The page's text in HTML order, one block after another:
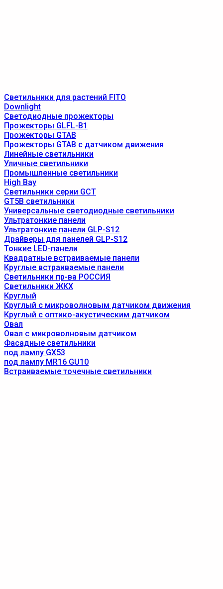
Светильники для растений FITO
Downlight
Светодиодные прожекторы
Прожекторы GLFL-B1
Прожекторы GTAB
Прожекторы GTAB с датчиком движения
Линейные светильники
Уличные светильники
Промышленные светильники
High Bay
Светильники серии GCT
GT5B светильники
Универсальные светодиодные светильники
Ультратонкие панели
Ультратонкие панели GLP-S12
Драйверы для панелей GLP-S12
Тонкие LED-панели
Квадратные встраиваемые панели
Круглые встраиваемые панели
Светильники пр-ва РОССИЯ
Светильники ЖКХ
Круглый
Круглый с микроволновым датчиком движения
Круглый с оптико-акустическим датчиком
Овал
Овал с микроволновым датчиком
Фасадные светильники
под лампу GX53
под лампу MR16 GU10
Встраиваемые точечные светильники